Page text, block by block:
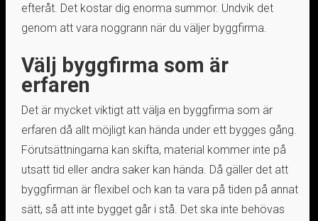
efteråt. Det kostar dig enorma summor. Undvik det
genom att vara noggrann när du väljer byggfirma.
Välj byggfirma som är
erfaren
Det är mycket viktigt att välja en byggfirma som är
erfaren då allt möjligt kan hända under ett bygges gång.
Förutsättningarna kan skifta, material kommer inte på
utsatt tid eller andra saker kan hända. Då gäller det att
byggfirman är flexibel och kan ta vara på tiden på annat
sätt, så att inte bygget går i stå. Det ska inte behövas